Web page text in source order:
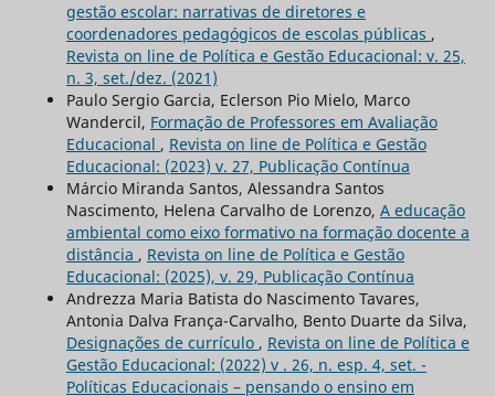
gestão escolar: narrativas de diretores e
coordenadores pedagógicos de escolas públicas ,
Revista on line de Política e Gestão Educacional: v. 25,
n. 3, set./dez. (2021)
Paulo Sergio Garcia, Eclerson Pio Mielo, Marco
Wandercil, Formação de Professores em Avaliação
Educacional , Revista on line de Política e Gestão
Educacional: (2023) v. 27, Publicação Contínua
Márcio Miranda Santos, Alessandra Santos
Nascimento, Helena Carvalho de Lorenzo, A educação
ambiental como eixo formativo na formação docente a
distância , Revista on line de Política e Gestão
Educacional: (2025), v. 29, Publicação Contínua
Andrezza Maria Batista do Nascimento Tavares,
Antonia Dalva França-Carvalho, Bento Duarte da Silva,
Designações de currículo , Revista on line de Política e
Gestão Educacional: (2022) v . 26, n. esp. 4, set. -
Políticas Educacionais – pensando o ensino em